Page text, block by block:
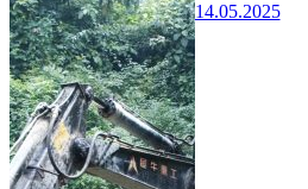
14.05.2025